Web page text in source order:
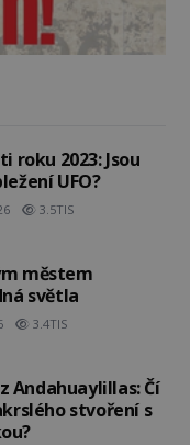
roku 2023: Jsou
UFO?
3.5TIS
městem
světla
3.4TIS
Andahuaylillas: Čí
stvoření s